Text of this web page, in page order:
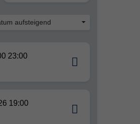
aufsteigend
23:00
19:00